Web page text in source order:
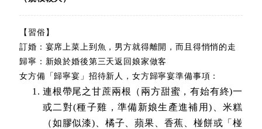
【習俗】
訂婚：宴席上菜上到魚，男方就得離開，而且得悄悄的走
歸寧：新娘於婚後第三天返回娘家做客
女方備「歸寧宴」招待新人，女方歸寧宴準備事項：
連根帶尾之甘蔗兩根（兩方甜蜜，有始有終)一
或二對(種子雞，準備新娘生產進補用)、米糕
（如膠似漆)、橘子、蘋果、香蕉、椪餅或「椪